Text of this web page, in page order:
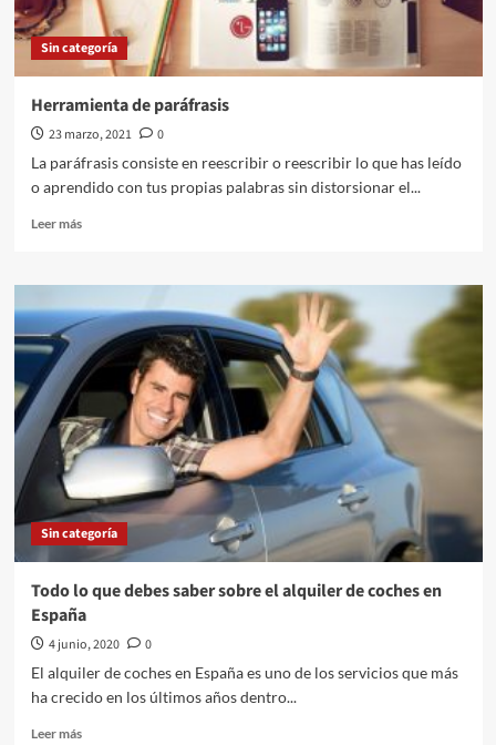
Sin categoría
Herramienta de paráfrasis
23 marzo, 2021
0
La paráfrasis consiste en reescribir o reescribir lo que has leído
o aprendido con tus propias palabras sin distorsionar el...
Leer másLeer
<a
href="https://paraphraz.it/es/">Herramienta
de
paráfrasis</a>
Sin categoría
Todo lo que debes saber sobre el alquiler de coches en
España
4 junio, 2020
0
El alquiler de coches en España es uno de los servicios que más
ha crecido en los últimos años dentro...
Leer másLeer